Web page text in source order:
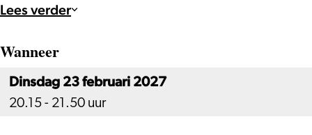
Lees verder
Wanneer
Dinsdag 23 februari 2027
20.15 - 21.50 uur